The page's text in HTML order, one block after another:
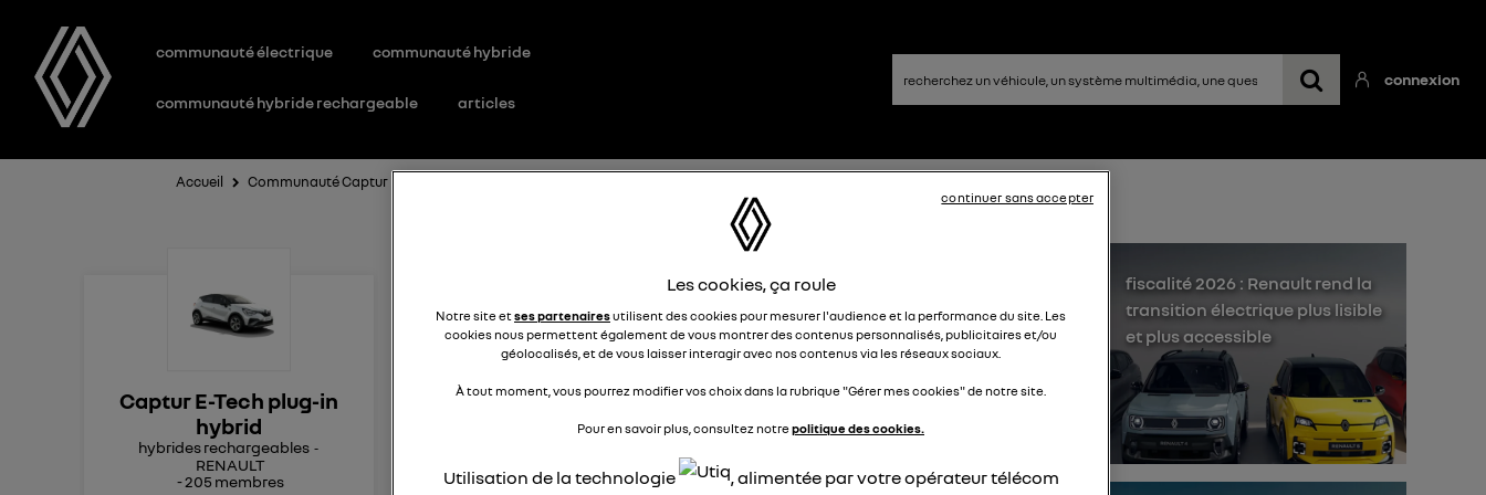
communauté électrique communauté hybride
communauté hybride rechargeable articles
connexion
Accueil Communauté Captur E-Tech plug-in hybrid
Captur E-Tech plug-in
hybrid
hybrides rechargeables
RENAULT
-205 membres
Mode pure indisponible
lamia
Le14 mars 2025à15:48
Depuis que je l'ai acheté, mon capture plug in refuse de se mettre en
mode électrique même lorsque j'appuie sur le bouton EV pendant
plusieurs kilomètres. Renault m affirme que le froid empêche de
passer en mode électrique tout de suite, apparemment il faut un
fiscalité 2026 : Renault rend la
transition électrique plus lisible
et plus accessible
Les cookies, ça roule
Notre site etses partenairesutilisent des cookies pour mesurer l'audience et la performance du site. Les
cookies nous permettent également de vous montrer des contenus personnalisés, publicitaires et/ou
géolocalisés, et de vous laisser interagir avec nos contenus via les réseaux sociaux.
À tout moment, vous pourrez modifier vos choix dans la rubrique "Gérer mes cookies" de notre site.
Pour en savoir plus, consultez notrepolitique des cookies.
Utilisation de la technologie
, alimentée par votre opérateur télécom
continuer sans accepter